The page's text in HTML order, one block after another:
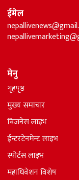
ईमेल
मेनु
गृहपृष्ठ
मुख्य समाचार
बिजनेस लाइभ
ईन्टरटेनमेन्ट लाइभ
स्पोर्टस लाइभ
महाधिवेशन विशेष